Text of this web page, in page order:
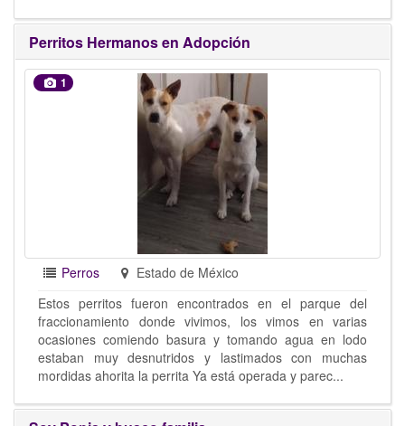
Perritos Hermanos en Adopción
1
Perros
Estado de México
Estos perritos fueron encontrados en el parque del
fraccionamiento donde vivimos, los vimos en varias
ocasiones comiendo basura y tomando agua en lodo
estaban muy desnutridos y lastimados con muchas
mordidas ahorita la perrita Ya está operada y parec...